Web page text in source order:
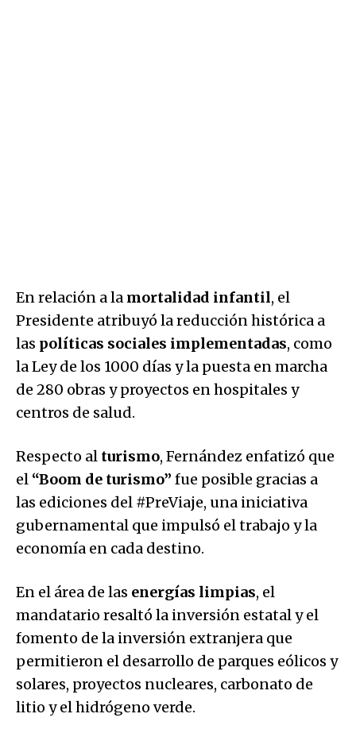
En relación a la mortalidad infantil, el
Presidente atribuyó la reducción histórica a
las políticas sociales implementadas, como
la Ley de los 1000 días y la puesta en marcha
de 280 obras y proyectos en hospitales y
centros de salud.
Respecto al turismo, Fernández enfatizó que
el “Boom de turismo” fue posible gracias a
las ediciones del #PreViaje, una iniciativa
gubernamental que impulsó el trabajo y la
economía en cada destino.
En el área de las energías limpias, el
mandatario resaltó la inversión estatal y el
fomento de la inversión extranjera que
permitieron el desarrollo de parques eólicos y
solares, proyectos nucleares, carbonato de
litio y el hidrógeno verde.